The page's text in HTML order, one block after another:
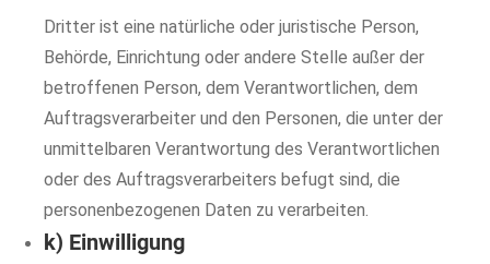
Dritter ist eine natürliche oder juristische Person,
Behörde, Einrichtung oder andere Stelle außer der
betroffenen Person, dem Verantwortlichen, dem
Auftragsverarbeiter und den Personen, die unter der
unmittelbaren Verantwortung des Verantwortlichen
oder des Auftragsverarbeiters befugt sind, die
personenbezogenen Daten zu verarbeiten.
k) Einwilligung